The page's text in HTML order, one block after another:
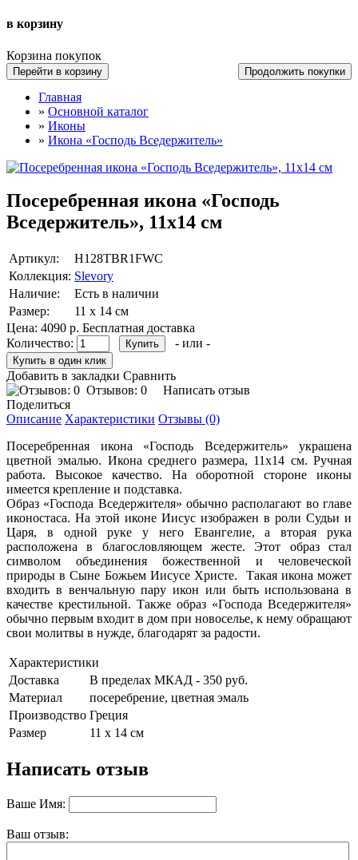
в корзину
Корзина покупок
Перейти в корзину Продолжить покупки
Главная
» Основной каталог
» Иконы
» Икона «Господь Вседержитель»
Посеребренная икона «Господь
Вседержитель», 11х14 см
Артикул:
H128TBR1FWC
Коллекция: Slevory
Наличие:
Есть в наличии
Размер:
11 х 14 см
Цена: 4090 р. Бесплатная доставка
Количество:
- или -
Добавить в закладки Сравнить
Отзывов: 0
Написать отзыв
Поделиться
Описание Характеристики Отзывы (0)
Посеребренная икона «Господь Вседержитель» украшена
цветной эмалью. Икона среднего размера, 11х14 см. Ручная
работа. Высокое качество. На оборотной стороне иконы
имеется крепление и подставка.
Образ «Господа Вседержителя» обычно располагают во главе
иконостаса. На этой иконе Иисус изображен в роли Судьи и
Царя, в одной руке у него Евангелие, а вторая рука
расположена в благословляющем жесте. Этот образ стал
символом объединения божественной и человеческой
природы в Сыне Божьем Иисусе Христе. Такая икона может
входить в венчальную пару икон или быть использована в
качестве крестильной. Также образ «Господа Вседержителя»
обычно первым входит в дом при новоселье, к нему обращают
свои молитвы в нужде, благодарят за радости.
Характеристики
Доставка
В пределах МКАД - 350 руб.
Материал
посеребрение, цветная эмаль
Производство Греция
Размер
11 х 14 см
Написать отзыв
Ваше Имя:
Ваш отзыв: